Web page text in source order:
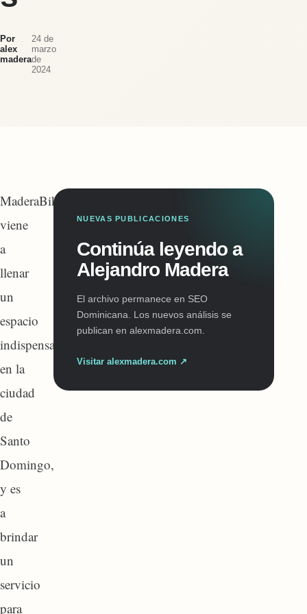
Por
alex
madera
24 de
marzo
de
2024
MaderaBike
viene
a
llenar
un
espacio
indispensable
en la
ciudad
de
Santo
Domingo,
y es
a
brindar
un
servicio
para
NUEVAS PUBLICACIONES
Continúa leyendo a
Alejandro Madera
El archivo permanece en SEO
Dominicana. Los nuevos análisis se
publican en alexmadera.com.
Visitar alexmadera.com ↗